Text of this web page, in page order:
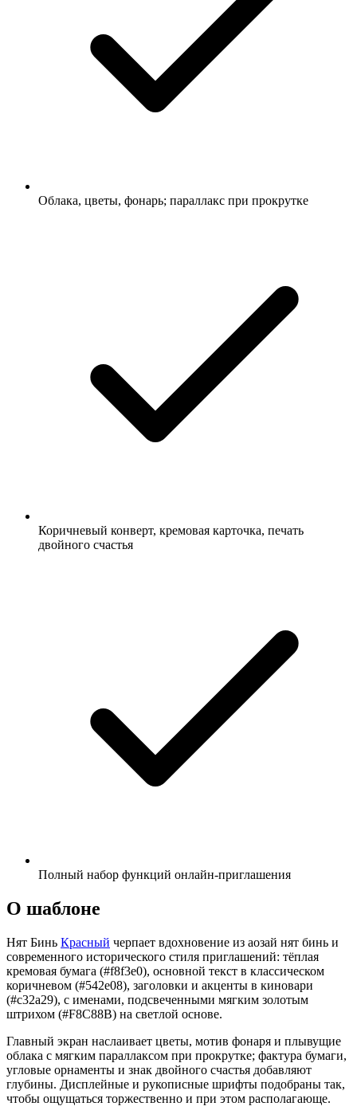
Облака, цветы, фонарь; параллакс при прокрутке
Коричневый конверт, кремовая карточка, печать
двойного счастья
Полный набор функций онлайн-приглашения
О шаблоне
Нят Бинь Красный черпает вдохновение из аозай нят бинь и
современного исторического стиля приглашений: тёплая
кремовая бумага (#f8f3e0), основной текст в классическом
коричневом (#542e08), заголовки и акценты в киновари
(#c32a29), с именами, подсвеченными мягким золотым
штрихом (#F8C88B) на светлой основе.
Главный экран наслаивает цветы, мотив фонаря и плывущие
облака с мягким параллаксом при прокрутке; фактура бумаги,
угловые орнаменты и знак двойного счастья добавляют
глубины. Дисплейные и рукописные шрифты подобраны так,
чтобы ощущаться торжественно и при этом располагающе.